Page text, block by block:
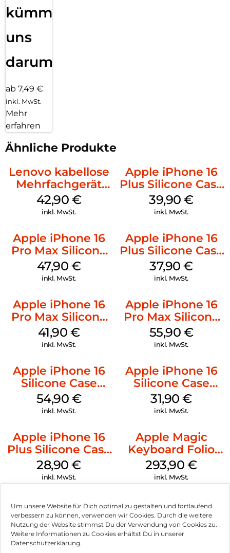
Um unsere Website für Dich optimal zu gestalten und fortlaufend
verbessern zu können, verwenden wir Cookies. Durch die weitere
Nutzung der Website stimmst Du der Verwendung von Cookies zu.
Weitere Informationen zu Cookies erhältst Du in unserer
Datenschutzerklärung.
kümmern
uns
darum!
ab 7,49 €
inkl. MwSt.
Mehr
erfahren
Ähnliche Produkte
Lenovo kabellose
Mehrfachgerät
Luna Grey
42,90 €
inkl. MwSt.
Apple iPhone 16
Plus Silicone Case
MagSafe Plum
39,90€
inkl. MwSt.
Apple iPhone 16
Pro Max Silicone
Case MagSafe
Black
47,90 €
inkl. MwSt.
Apple iPhone 16
Plus Silicone Case
MagSafe Lake
Green
37,90€
inkl. MwSt.
Apple iPhone 16
Pro Max Silicone
Case MagSafe
Ultramarine
41,90 €
inkl. MwSt.
Apple iPhone 16
Pro Max Silicone
Case MagSafe
Stone Gray
55,90 €
inkl. MwSt.
Apple iPhone 16
Silicone Case
MagSafe Black
54,90 €
inkl. MwSt.
Apple iPhone 16
Silicone Case
MagSafe Fuchsia
31,90€
inkl. MwSt.
Apple iPhone 16
Plus Silicone Case
MagSafe Black
28,90€
inkl. MwSt.
Apple Magic
Keyboard Folio
iPad 10.9″ (10.Gen.)
Weiß
293,90€
inkl. MwSt.
Impressum